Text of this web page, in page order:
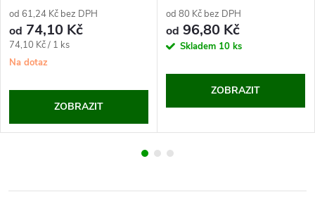
od 61,24 Kč bez DPH
od 74,10 Kč
Měrná
cena:
74,10 Kč / 1 ks
Na dotaz
ZOBRAZIT
od 80 Kč bez DPH
od 96,80 Kč
Skladem 10 ks
ZOBRAZIT